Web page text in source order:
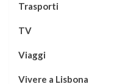
Trasporti
TV
Viaggi
Vivere a Lisbona